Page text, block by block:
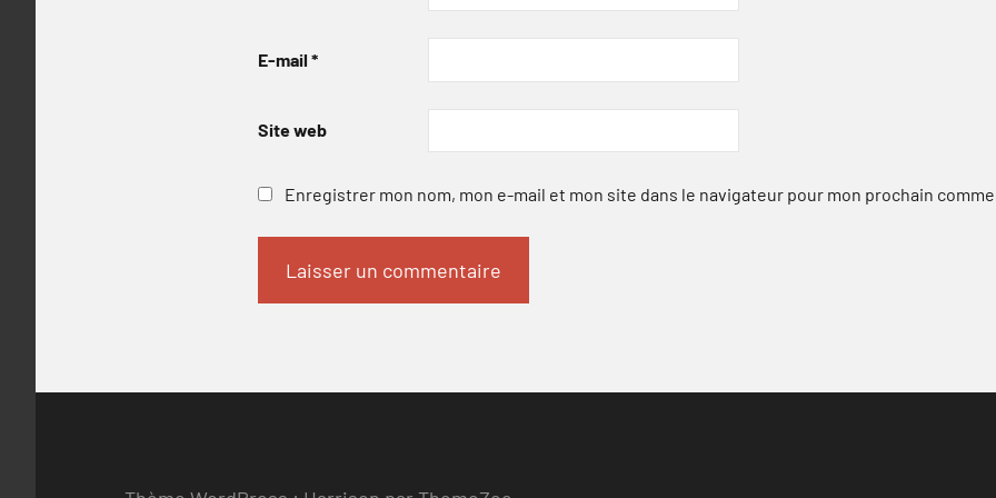
E-mail *
Site web
Enregistrer mon nom, mon e-mail et mon site dans le navigateur pour mon prochain